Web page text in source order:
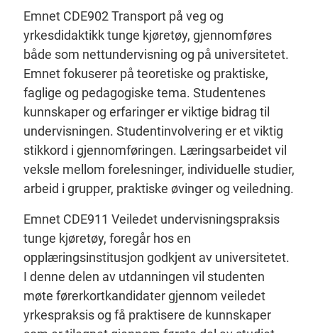
Emnet CDE902 Transport på veg og
yrkesdidaktikk tunge kjøretøy, gjennomføres
både som nettundervisning og på universitetet.
Emnet fokuserer på teoretiske og praktiske,
faglige og pedagogiske tema. Studentenes
kunnskaper og erfaringer er viktige bidrag til
undervisningen. Studentinvolvering er et viktig
stikkord i gjennomføringen. Læringsarbeidet vil
veksle mellom forelesninger, individuelle studier,
arbeid i grupper, praktiske øvinger og veiledning.
Emnet CDE911 Veiledet undervisningspraksis
tunge kjøretøy, foregår hos en
opplæringsinstitusjon godkjent av universitetet.
I denne delen av utdanningen vil studenten
møte førerkortkandidater gjennom veiledet
yrkespraksis og få praktisere de kunnskaper